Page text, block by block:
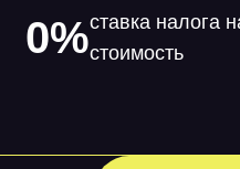
0%ставка налога
стоимость